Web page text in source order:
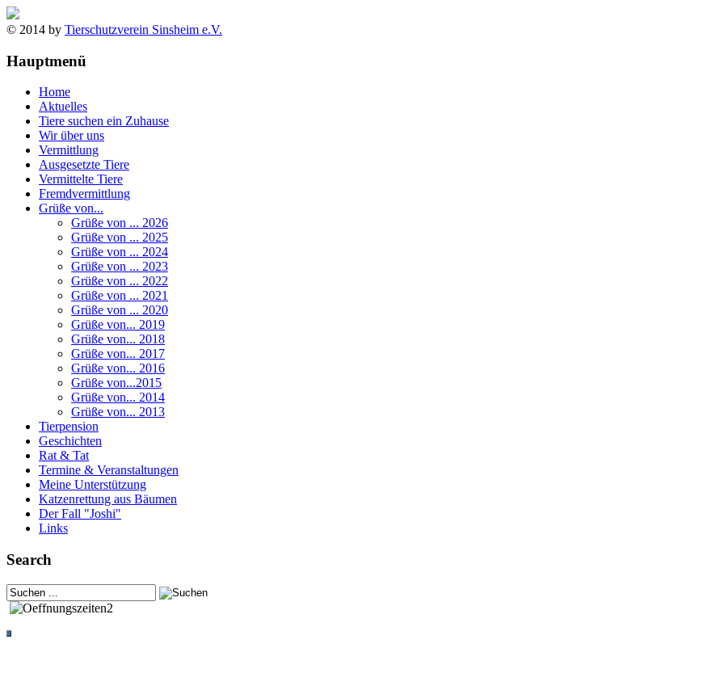
© 2014 by Tierschutzverein Sinsheim e.V.
Hauptmenü
Home
Aktuelles
Tiere suchen ein Zuhause
Wir über uns
Vermittlung
Ausgesetzte Tiere
Vermittelte Tiere
Fremdvermittlung
Grüße von...
Grüße von ... 2026
Grüße von ... 2025
Grüße von ... 2024
Grüße von ... 2023
Grüße von ... 2022
Grüße von ... 2021
Grüße von ... 2020
Grüße von... 2019
Grüße von... 2018
Grüße von... 2017
Grüße von... 2016
Grüße von...2015
Grüße von... 2014
Grüße von... 2013
Tierpension
Geschichten
Rat & Tat
Termine & Veranstaltungen
Meine Unterstützung
Katzenrettung aus Bäumen
Der Fall "Joshi"
Links
Search